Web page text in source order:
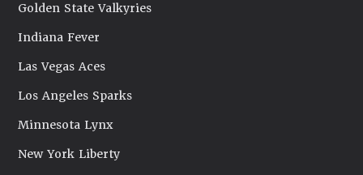
Golden State Valkyries
Indiana Fever
Las Vegas Aces
Los Angeles Sparks
Minnesota Lynx
New York Liberty